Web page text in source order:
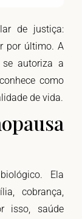
de justiça:
por último. A
autoriza a
como
de vida.
Ela
cobrança,
isso, saúde